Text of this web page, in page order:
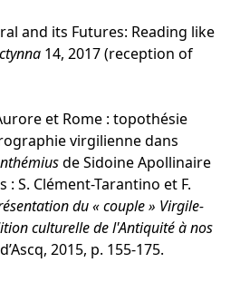
and its Futures: Reading like
14, 2017 (reception of
et Rome : topothésie
virgilienne dans
de Sidoine Apollinaire
: S. Clément-Tarantino et F.
du « couple » Virgile-
culturelle de l'Antiquité à nos
2015, p. 155-175.